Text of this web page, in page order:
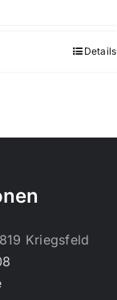
Details
Kriegsfeld